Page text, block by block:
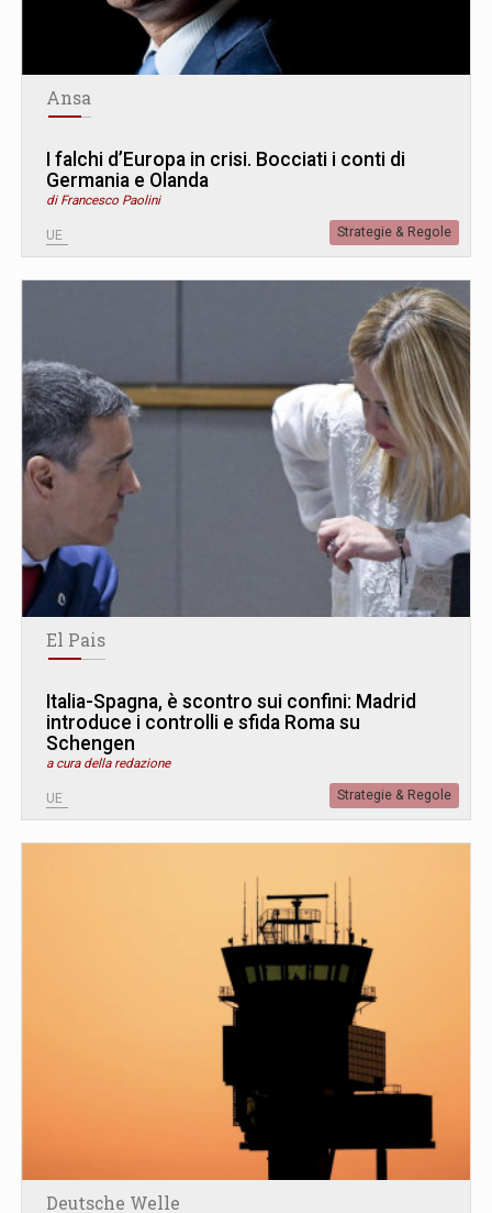
Ansa
I falchi d’Europa in crisi. Bocciati i conti di
Germania e Olanda
di Francesco Paolini
UE Strategie & Regole
El Pais
Italia-Spagna, è scontro sui confini: Madrid
introduce i controlli e sfida Roma su
Schengen
a cura della redazione
UE Strategie & Regole
Deutsche Welle